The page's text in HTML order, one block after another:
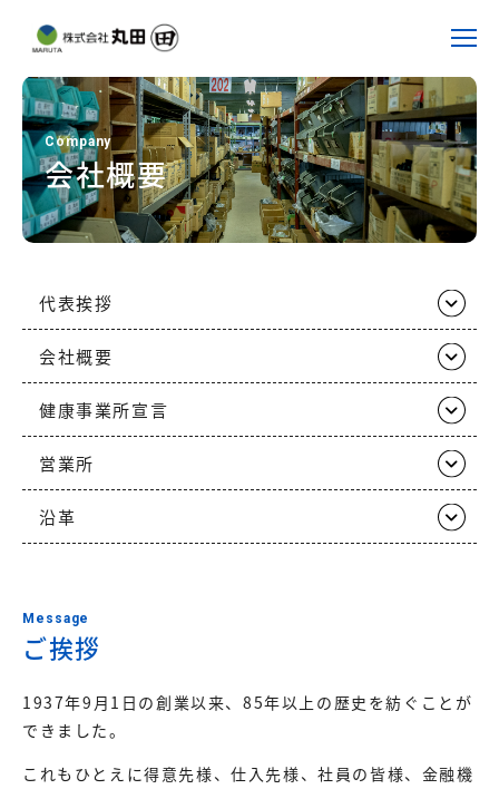
Company
会社概要
代表挨拶
会社概要
健康事業所宣言
営業所
沿革
Message
ご挨拶
1937年9月1日の創業以来、85年以上の歴史を紡ぐことが
できました。
これもひとえに得意先様、仕入先様、社員の皆様、金融機